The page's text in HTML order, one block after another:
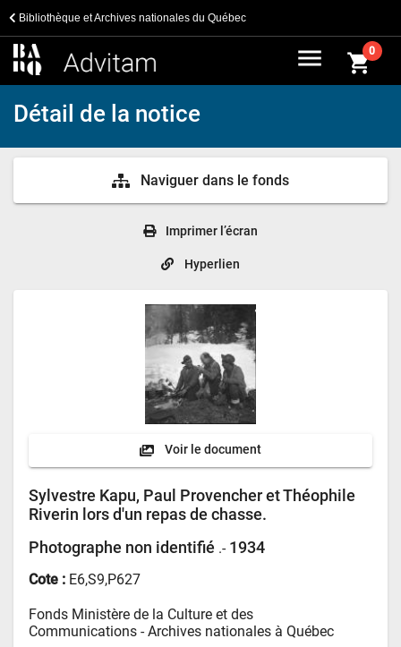
Bibliothèque et Archives nationales du Québec
menu shopping_cart0
Détail de la notice
Naviguer dans le fonds
Imprimer l’écran
Hyperlien
Voir le document
Sylvestre Kapu, Paul Provencher et Théophile
Riverin lors d'un repas de chasse.
Photographe non identifié .- 1934
Cote : E6,S9,P627
Fonds Ministère de la Culture et des
Communications - Archives nationales à Québec